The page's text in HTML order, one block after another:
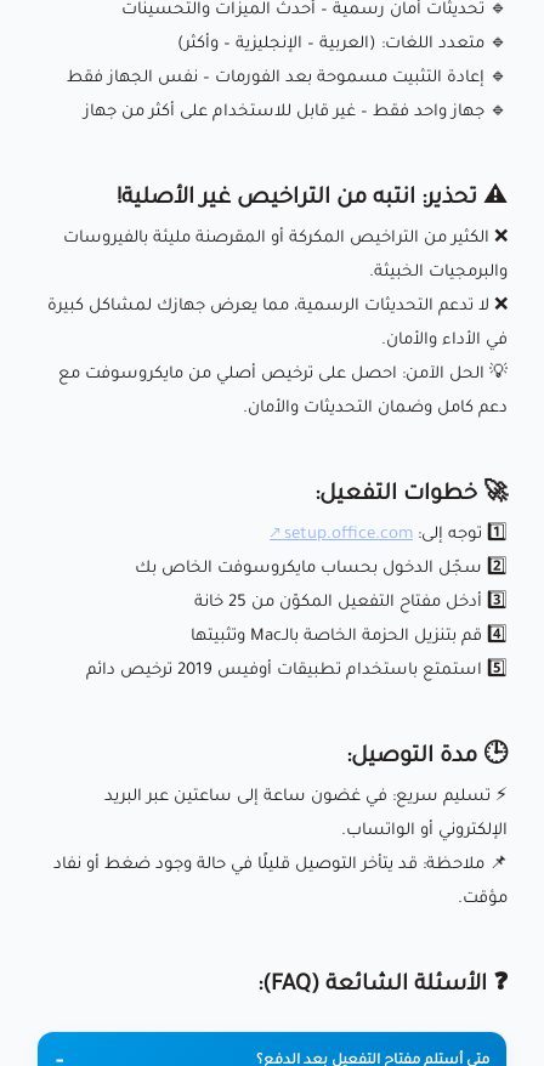
🔹 تحديثات أمان رسمية – أحدث الميزات والتحسينات
🔹 متعدد اللغات: (العربية – الإنجليزية – وأكثر)
🔹 إعادة التثبيت مسموحة بعد الفورمات – نفس الجهاز فقط
🔹 جهاز واحد فقط – غير قابل للاستخدام على أكثر من جهاز
⚠️ تحذير: انتبه من التراخيص غير الأصلية!
❌ الكثير من التراخيص المكركة أو المقرصنة مليئة بالفيروسات
والبرمجيات الخبيثة.
❌ لا تدعم التحديثات الرسمية، مما يعرض جهازك لمشاكل كبيرة
في الأداء والأمان.
💡 الحل الآمن: احصل على ترخيص أصلي من مايكروسوفت مع
دعم كامل وضمان التحديثات والأمان.
🚀 خطوات التفعيل:
1️⃣ توجه إلى:
setup.office.com
2️⃣ سجّل الدخول بحساب مايكروسوفت الخاص بك
3️⃣ أدخل مفتاح التفعيل المكوّن من 25 خانة
4️⃣ قم بتنزيل الحزمة الخاصة بالـMac وتثبيتها
5️⃣ استمتع باستخدام تطبيقات أوفيس 2019 ترخيص دائم
🕒 مدة التوصيل:
⚡️ تسليم سريع: في غضون ساعة إلى ساعتين عبر البريد
الإلكتروني أو الواتساب.
📌 ملاحظة: قد يتأخر التوصيل قليلًا في حالة وجود ضغط أو نفاد
مؤقت.
❓ الأسئلة الشائعة (FAQ):
متى أستلم مفتاح التفعيل بعد الدفع؟